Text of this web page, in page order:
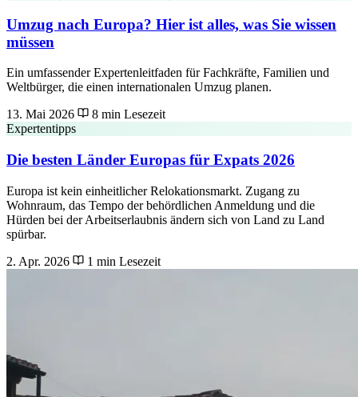
Umzug nach Europa? Hier ist alles, was Sie wissen
müssen
Ein umfassender Expertenleitfaden für Fachkräfte, Familien und
Weltbürger, die einen internationalen Umzug planen.
13. Mai 2026
8 min Lesezeit
Expertentipps
Die besten Länder Europas für Expats 2026
Europa ist kein einheitlicher Relokationsmarkt. Zugang zu
Wohnraum, das Tempo der behördlichen Anmeldung und die
Hürden bei der Arbeitserlaubnis ändern sich von Land zu Land
spürbar.
2. Apr. 2026
1 min Lesezeit